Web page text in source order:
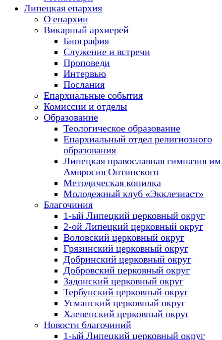
Липецкая епархия
О епархии
Викарный архиерей
Биография
Служение и встречи
Проповеди
Интервью
Послания
Епархиальные события
Комиссии и отделы
Образование
Теологическое образование
Епархиальный отдел религиозного
образования
Липецкая православная гимназия
Амвросия Оптинского
Методическая копилка
Молодежный клуб «Экклезиаст»
Благочиния
1-ый Липецкий церковный округ
2-ой Липецкий церковный округ
Воловский церковный округ
Грязинский церковный округ
Добринский церковный округ
Добровский церковный округ
Задонский церковный округ
Тербунский церковный округ
Усманский церковный округ
Хлевенский церковный округ
Новости благочиний
1-ый Липецкий церковный округ